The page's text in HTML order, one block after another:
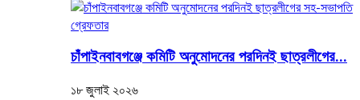
চাঁপাইনবাবগঞ্জে কমিটি অনুমোদনের পরদিনই ছাত্রলীগের...
১৮ জুলাই ২০২৬